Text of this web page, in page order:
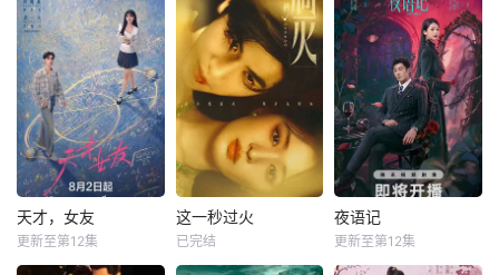
天才，女友
更新至第12集
这一秒过火
已完结
夜语记
更新至第12集